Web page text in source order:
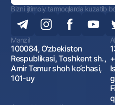
Bizni ijtimoiy tarmoqlarda kuzatib
Manzil
100084, O‘zbekiston
Respublikasi, Toshkent sh.,
Amir Temur shoh ko‘chasi,
101-uy